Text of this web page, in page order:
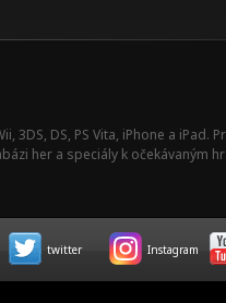
3DS, DS, PS Vita, iPhone a
her a speciály k očekávaným
twitter Instagram